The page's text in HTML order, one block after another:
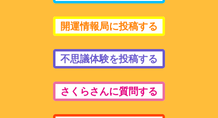
開運情報局に投稿する
不思議体験を投稿する
さくらさんに質問する